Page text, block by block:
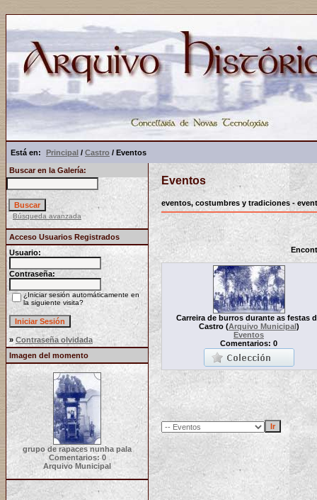
Está en: Principal / Castro / Eventos
Buscar en la Galería:
Búsqueda avanzada
Acceso Usuarios Registrados
Usuario:
Contraseña:
¿Iniciar sesión automáticamente en
la siguiente visita?
» Contraseña olvidada
Imagen del momento
grupo de rapaces nunha pala
Comentarios: 0
Arquivo Municipal
Eventos
eventos, costumbres y tradiciones -
Carreira de burros durante as festas
Castro(Arquivo Municipal)
Eventos
Comentarios: 0